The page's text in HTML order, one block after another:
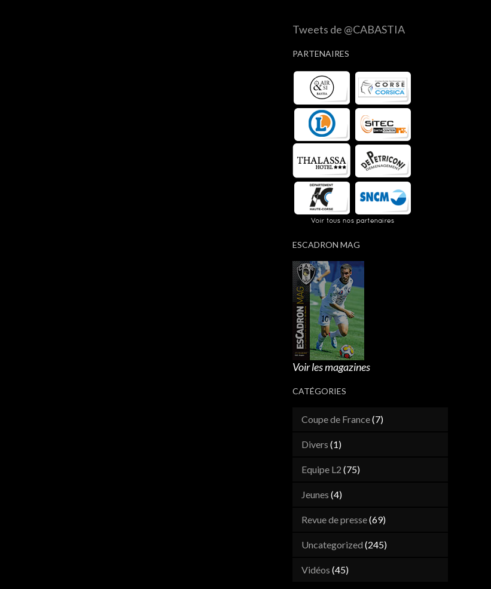
Tweets de @CABASTIA
PARTENAIRES
ESCADRON MAG
Voir les magazines
CATÉGORIES
Coupe de France(7)
Divers (1)
Equipe L2 (75)
Jeunes (4)
Revue de presse(69)
Uncategorized (245)
Vidéos (45)